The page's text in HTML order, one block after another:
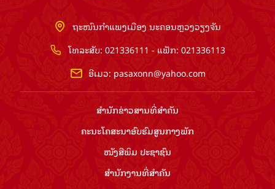
ຖະໜົນກຳແພງເມືອງ ນະຄອນຫຼວງວຽງຈັນ
ໂທລະສັບ: 021336111 - ແຟັກ: 021336113
ອີເມວ: pasaxonn@yahoo.com
ສຳ​ນັກ​ຂ່າວ​ສານ​ທີ່​ສຳ​ຄັນ​
ຄະນະໂຄສະນາອົບຮົມ​ສູນ​ກາງ​ພັກ
ໜັງສືພິມ ປະ​ຊາ​ຊົນ
ສຳ​ນັກ​ງານ​ທີ່​ສຳ​ຄັນ